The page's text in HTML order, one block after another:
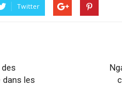
Twitter
dans les